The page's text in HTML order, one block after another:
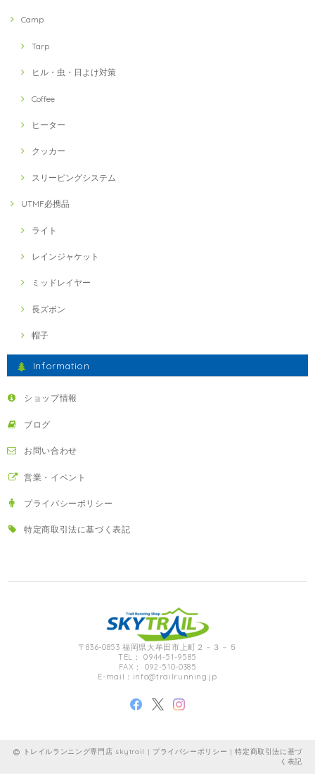
Camp
Tarp
ヒル・虫・日よけ対策
Coffee
ヒーター
クッカー
スリーピングシステム
UTMF必携品
ライト
レインジャケット
ミッドレイヤー
長ズボン
帽子
Information
ショップ情報
ブログ
お問い合わせ
営業・イベント
プライバシーポリシー
特定商取引法に基づく表記
〒836-0853 福岡県大牟田市上町２－３－５
TEL： 0944-51-9585
FAX： 092-510-0385
E-mail： info@trailrunning.jp
トレイルランニング専門店 skytrail | プライバシーポリシー |特定商取引法に基づ
く表記